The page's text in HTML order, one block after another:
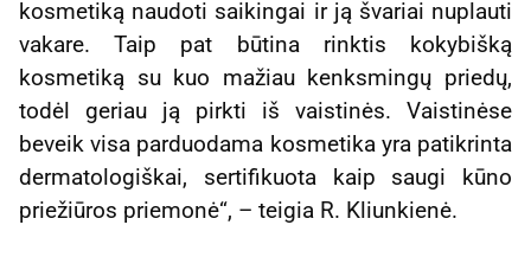
kosmetiką naudoti saikingai ir ją švariai nuplauti
vakare. Taip pat būtina rinktis kokybišką
kosmetiką su kuo mažiau kenksmingų priedų,
todėl geriau ją pirkti iš vaistinės. Vaistinėse
beveik visa parduodama kosmetika yra patikrinta
dermatologiškai, sertifikuota kaip saugi kūno
priežiūros priemonė“, – teigia R. Kliunkienė.